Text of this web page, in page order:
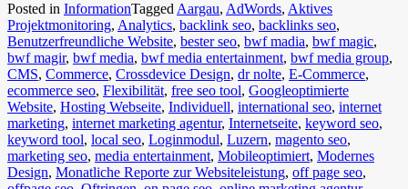
Posted in InformationTagged Aargau, AdWords, Aktives
Projektmonitoring, Analytics, backlink seo, backlinks seo,
Benutzerfreundliche Website, bester seo, bwf madia, bwf magic,
bwf magir, bwf media, bwf media entertainment, bwf media group,
CMS, Commerce, Crossdevice Design, dr nolte, E-Commerce,
ecommerce seo, Flexibilität, free seo tool, Googleoptimierte
Website, Hosting Webseite, Individuell, international seo, internet
marketing, internet marketing agentur, Internetseite, keyword seo,
keyword tool, local seo, Loginmodul, Luzern, magento seo,
marketing seo, media entertainment, Mobileoptimiert, Modernes
Design, Monatliche Reporte zur Websiteleistung, off page seo,